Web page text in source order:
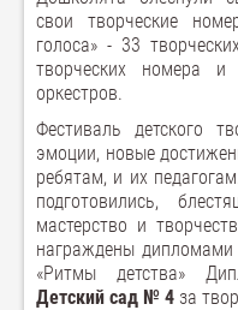
свои творческие
голоса» - 33
творческих номера
оркестров.
Фестиваль детского
эмоции, новые
ребятам, и их
подготовились,
мастерство и
награждены
«Ритмы детства»
Детский сад № 4 за